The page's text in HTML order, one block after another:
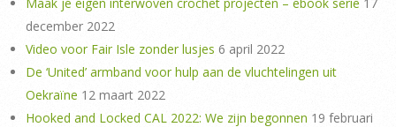
december 2022
Video voor Fair Isle zonder lusjes 6 april 2022
De ‘United’ armband voor hulp aan de vluchtelingen uit
Oekraïne 12 maart 2022
Hooked and Locked CAL 2022: We zijn begonnen 19 februari